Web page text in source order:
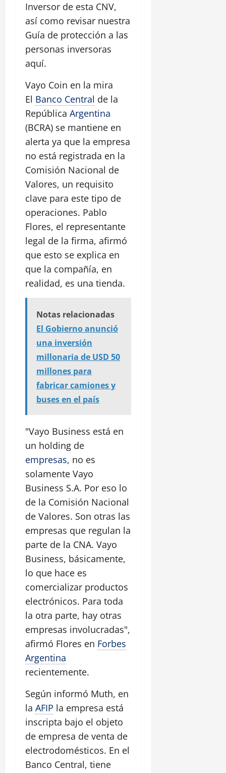
Inversor de esta CNV,
así como revisar nuestra
Guía de protección a las
personas inversoras
aquí.
Vayo Coin en la mira
El Banco Central de la
República Argentina
(BCRA) se mantiene en
alerta ya que la empresa
no está registrada en la
Comisión Nacional de
Valores, un requisito
clave para este tipo de
operaciones. Pablo
Flores, el representante
legal de la firma, afirmó
que esto se explica en
que la compañía, en
realidad, es una tienda.
Notas relacionadas
El Gobierno anunció
una inversión
millonaria de USD 50
millones para
fabricar camiones y
buses en el país
"Vayo Business está en
un holding de
empresas, no es
solamente Vayo
Business S.A. Por eso lo
de la Comisión Nacional
de Valores. Son otras las
empresas que regulan la
parte de la CNA. Vayo
Business, básicamente,
lo que hace es
comercializar productos
electrónicos. Para toda
la otra parte, hay otras
empresas involucradas",
afirmó Flores en Forbes
Argentina
recientemente.
Según informó Muth, en
la AFIP la empresa está
inscripta bajo el objeto
de empresa de venta de
electrodomésticos. En el
Banco Central, tiene